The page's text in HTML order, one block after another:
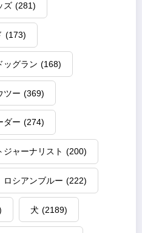
ズ (281)
(173)
ッグラン (168)
ツー (369)
ダー (274)
ジャーナリスト (200)
ロシアンブルー (222)
犬 (2189)